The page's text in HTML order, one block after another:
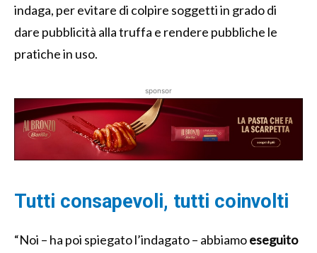
indaga, per evitare di colpire soggetti in grado di
dare pubblicità alla truffa e rendere pubbliche le
pratiche in uso.
sponsor
Tutti consapevoli, tutti coinvolti
“Noi – ha poi spiegato l’indagato – abbiamoeseguito